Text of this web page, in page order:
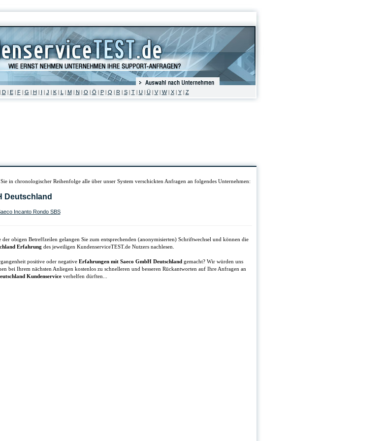
D| E| F| G H I J K| L M N O Ö P| Q R S| T| U Ü V| W| X| Y| Z
in chronologischer Reihenfolge alle über unser System verschickten Anfragen an folgendes Unternehmen:
Deutschland
Incanto Rondo SBS
obigen Betreffzeilen gelangen Sie zum entsprechenden (anonymisierten) Schriftwechsel und können die
Erfahrung des jeweiligen KundenserviceTEST.de Nutzers nachlesen.
positive oder negative Erfahrungen mit Saeco GmbH Deutschland gemacht? Wir würden uns
bei Ihrem nächsten Anliegen kostenlos zu schnelleren und besseren Rückantworten auf Ihre Anfragen an
Kundenserviceverhelfen dürften...